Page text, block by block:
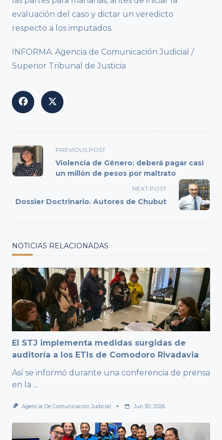
evaluación del caso y dictar un veredicto
respecto a los imputados.
INFORMA: Agencia de Comunicación Judicial /
Superior Tribunal de Justicia
<span
class="nav-
subtitle
reader-
PREVIOUS POST
Violencia de Género: deberá pagar casi
un millón de pesos por maltrato
NEXT POST
Dossier Doctrinario. Autores de Chubut
NOTICIAS RELACIONADAS
El STJ implementa medidas surgidas de
auditoría a los ETIs de Comodoro Rivadavia
Así se informó durante una conferencia de prensa
en la ...
Agencia De Comunicación Judicial Jun 30, 2026